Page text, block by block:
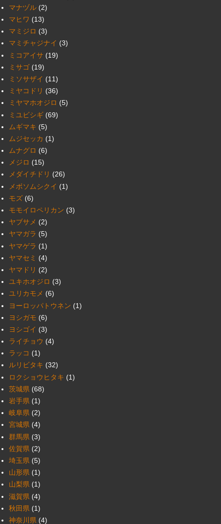
マナヅル (2)
マヒワ (13)
マミジロ (3)
マミチャジナイ (3)
ミコアイサ (19)
ミサゴ (19)
ミソサザイ (11)
ミヤコドリ (36)
ミヤマホオジロ (5)
ミユビシギ (69)
ムギマキ (5)
ムジセッカ (1)
ムナグロ (6)
メジロ (15)
メダイチドリ (26)
メボソムシクイ (1)
モズ (6)
モモイロペリカン (3)
ヤブサメ (2)
ヤマガラ (5)
ヤマゲラ (1)
ヤマセミ (4)
ヤマドリ (2)
ユキホオジロ (3)
ユリカモメ (6)
ヨーロッパトウネン (1)
ヨシガモ (6)
ヨシゴイ (3)
ライチョウ (4)
ラッコ (1)
ルリビタキ (32)
ロクショウヒタキ (1)
茨城県 (68)
岩手県 (1)
岐阜県 (2)
宮城県 (4)
群馬県 (3)
佐賀県 (2)
埼玉県 (5)
山形県 (1)
山梨県 (1)
滋賀県 (4)
秋田県 (1)
神奈川県 (4)